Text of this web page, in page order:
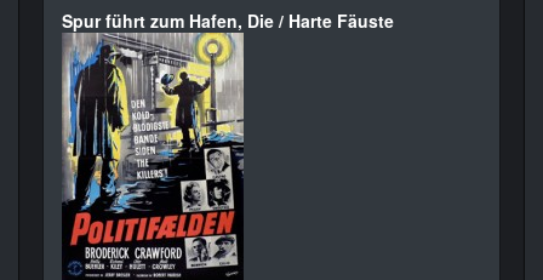
Spur führt zum Hafen, Die / Harte Fäuste